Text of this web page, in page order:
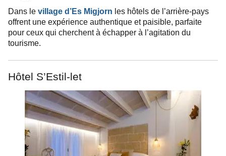
Dans le village d’Es Migjorn les hôtels de l’arrière-pays
offrent une expérience authentique et paisible, parfaite
pour ceux qui cherchent à échapper à l’agitation du
tourisme.
Hôtel S’Estil-let